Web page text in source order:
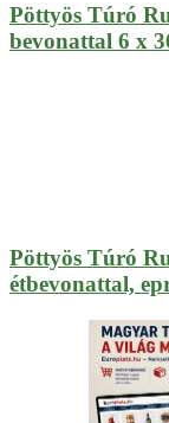
Pöttyös Túró
bevonattal 6 x
Pöttyös Túró
étbevonattal,